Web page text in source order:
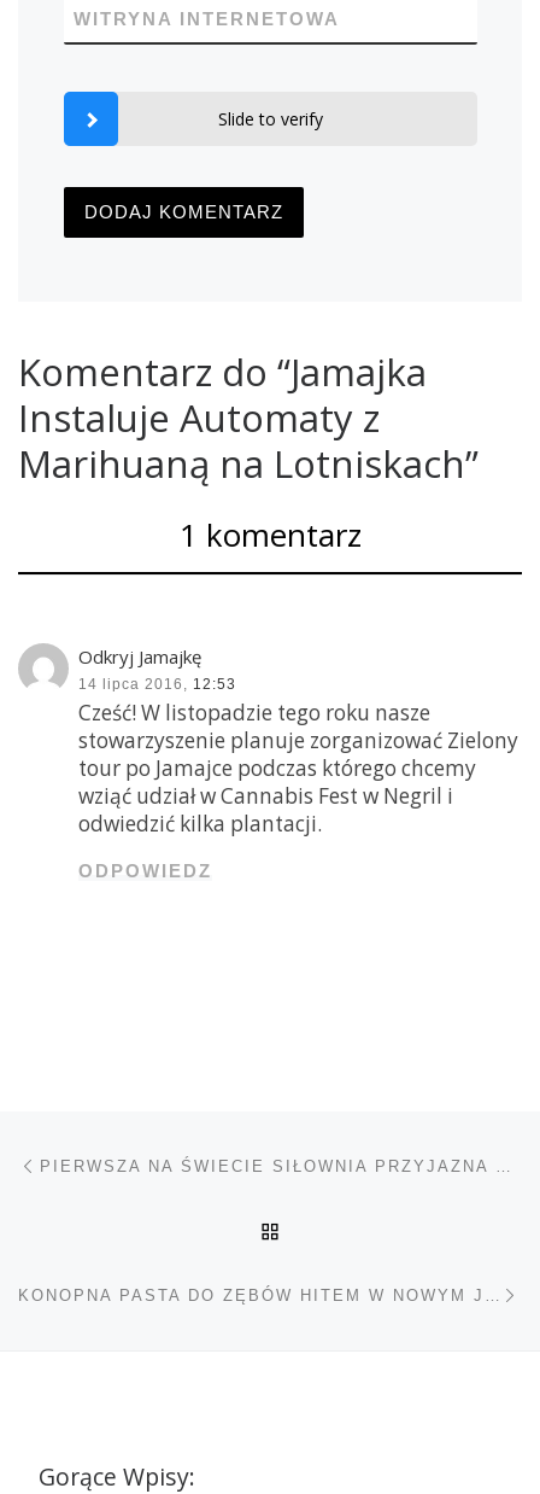
WITRYNA INTERNETOWA
Slide to verify
Komentarz do “Jamajka
Instaluje Automaty z
Marihuaną na Lotniskach”
1 komentarz
Odkryj Jamajkę
14 lipca 2016, 12:53
Cześć! W listopadzie tego roku nasze
stowarzyszenie planuje zorganizować Zielony
tour po Jamajce podczas którego chcemy
wziąć udział w Cannabis Fest w Negril i
odwiedzić kilka plantacji.
ODPOWIEDZ
Nawigacja wpisu
Gorące Wpisy: